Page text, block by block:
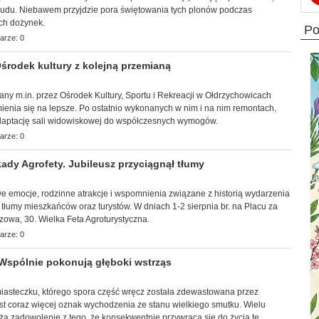
Niebawem przyjdzie pora świętowania tych plonów podczas
dożynek.
0
kultury z kolejną przemianą
m.in. przez Ośrodek Kultury, Sportu i Rekreacji w Ołdrzychowicach
się na lepsze. Po ostatnio wykonanych w nim i na nim remontach,
sali widowiskowej do współczesnych wymogów.
0
Agrofety. Jubileusz przyciągnął tłumy
emocje, rodzinne atrakcje i wspomnienia związane z historią wydarzenia
mieszkańców oraz turystów. W dniach 1-2 sierpnia br. na Placu za
30. Wielka Feta Agroturystyczna.
0
pokonują głęboki wstrząs
którego spora część wręcz została zdewastowana przez
coraz więcej oznak wychodzenia ze stanu wielkiego smutku. Wielu